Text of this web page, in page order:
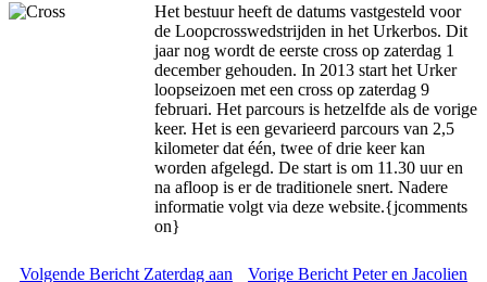
Het bestuur heeft de datums vastgesteld voor
de Loopcrosswedstrijden in het Urkerbos. Dit
jaar nog wordt de eerste cross op zaterdag 1
december gehouden. In 2013 start het Urker
loopseizoen met een cross op zaterdag 9
februari. Het parcours is hetzelfde als de vorige
keer. Het is een gevarieerd parcours van 2,5
kilometer dat één, twee of drie keer kan
worden afgelegd. De start is om 11.30 uur en
na afloop is er de traditionele snert. Nadere
informatie volgt via deze website.{jcomments
on}
Vorige Bericht Peter en Jacolien
Volgende Bericht Zaterdag aan